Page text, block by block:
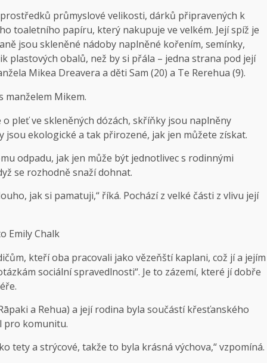
průmyslové velikosti, dárků připravených k
toaletního papíru, který nakupuje ve velkém. Její spíž je
jsou skleněné nádoby naplněné kořením, semínky,
plastových obalů, než by si přála – jedna strana pod její
Mikea Dreavera a děti Sam (20) a Te Rerehua (9).
manželem Mikem.
pleť ve skleněných dózách, skříňky jsou naplněny
ekologické a tak přirozené, jak jen můžete získat.
odpadu, jak jen může být jednotlivec s rodinnými
se rozhodně snaží dohnat.
jak si pamatuji,“ říká. Pochází z velké části z vlivu její
Emily Chalk
kteří oba pracovali jako vězeňští kaplani, což jí a jejím
sociální spravedlnosti“. Je to zázemí, které jí dobře
a Rehua) a její rodina byla součástí křesťanského
pro komunitu.
tety a strýcové, takže to byla krásná výchova,“ vzpomíná.